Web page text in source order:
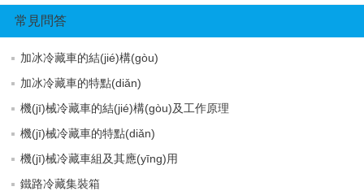
常見問答
加冰冷藏車的結(jié)構(gòu)
加冰冷藏車的特點(diǎn)
機(jī)械冷藏車的結(jié)構(gòu)及工作原理
機(jī)械冷藏車的特點(diǎn)
機(jī)械冷藏車組及其應(yīng)用
鐵路冷藏集裝箱